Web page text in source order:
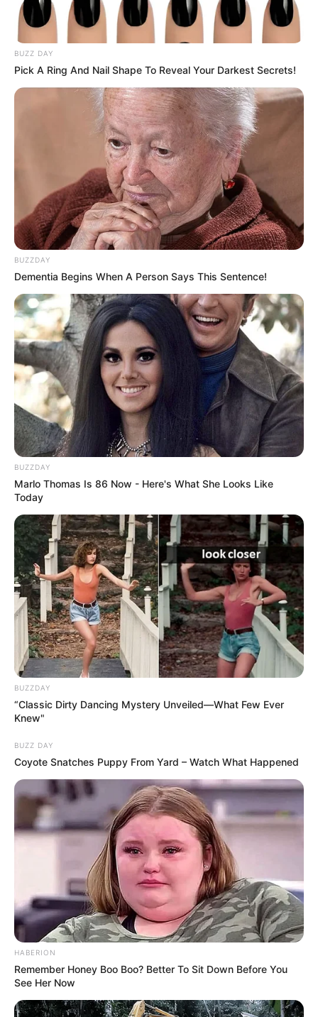
BUZZ DAY
Pick A Ring And Nail Shape To Reveal Your Darkest Secrets!
BUZZDAY
Dementia Begins When A Person Says This Sentence!
BUZZDAY
Marlo Thomas Is 86 Now - Here's What She Looks Like
Today
BUZZDAY
“Classic Dirty Dancing Mystery Unveiled—What Few Ever
Knew"
BUZZ DAY
Coyote Snatches Puppy From Yard – Watch What Happened
HABERION
Remember Honey Boo Boo? Better To Sit Down Before You
See Her Now